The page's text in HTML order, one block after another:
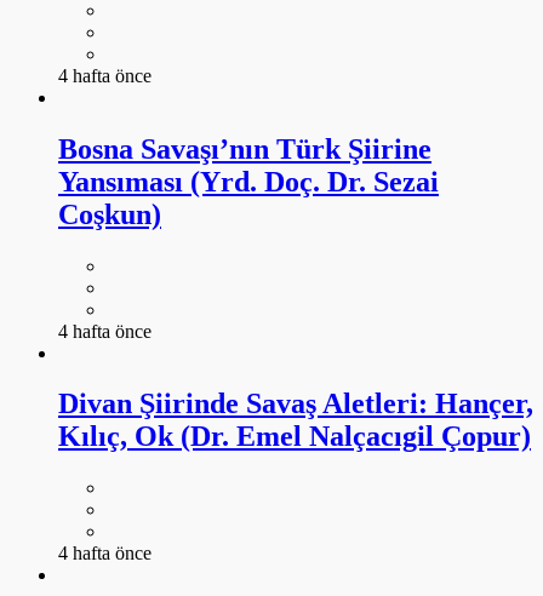
4 hafta önce
Bosna Savaşı’nın Türk Şiirine
Yansıması (Yrd. Doç. Dr. Sezai
Coşkun)
4 hafta önce
Divan Şiirinde Savaş Aletleri: Hançer,
Kılıç, Ok (Dr. Emel Nalçacıgil Çopur)
4 hafta önce